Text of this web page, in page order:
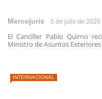
Mercojuris 5 de julio de 2026
El Canciller Pablo Quirno
Ministro de Asuntos Exteriores
INTERNACIONAL